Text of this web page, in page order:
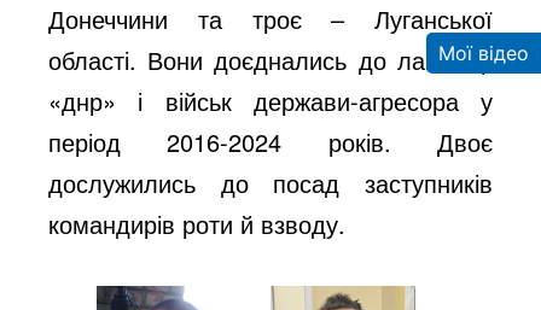
Донеччини та троє – Луганської
області. Вони доєднались до лав нзф
«днр» і військ держави-агресора у
період 2016-2024 років. Двоє
дослужились до посад заступників
командирів роти й взводу.
Мої відео